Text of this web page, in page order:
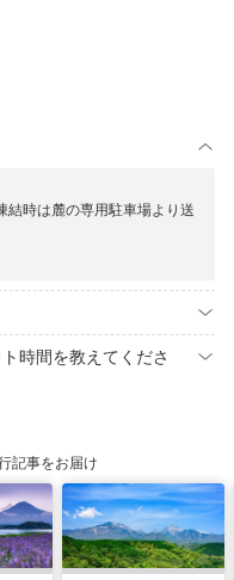
時は麓の専用駐車場より送
時間を教えてくださ
記事をお届け